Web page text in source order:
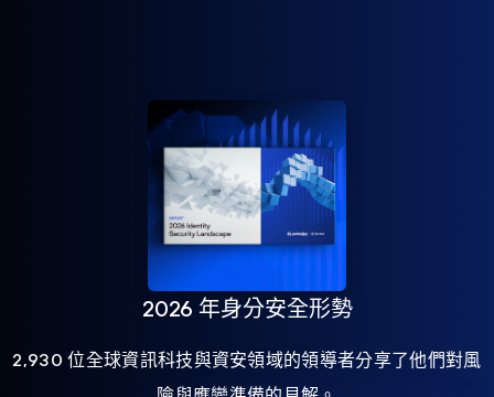
2026 年身分安全形勢
2,930 位全球資訊科技與資安領域的領導者分享了他們對風